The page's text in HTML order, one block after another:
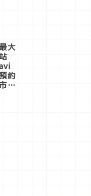
大
約
餐